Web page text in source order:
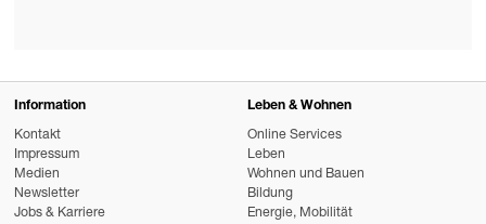
Information
Kontakt
Impressum
Medien
Newsletter
Jobs & Karriere
Leben & Wohnen
Online Services
Leben
Wohnen und Bauen
Bildung
Energie, Mobilität